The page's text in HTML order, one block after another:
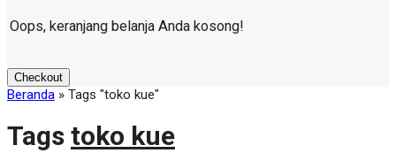
Oops, keranjang belanja Anda kosong!
Checkout
Beranda » Tags "toko kue"
Tags toko kue